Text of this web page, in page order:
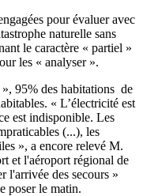
pour évaluer avec
naturelle sans
le caractère « partiel »
les « analyser ».
», 95% des habitations de
« L’électricité est
est indisponible. Les
(...), les
», a encore relevé M.
et l'aéroport régional de
l'arrivée des secours »
poser le matin.